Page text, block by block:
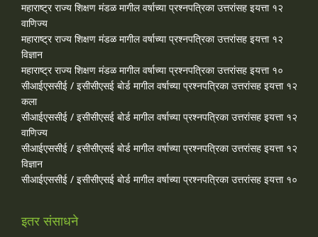
महाराष्ट्र राज्य शिक्षण मंडळ मागील वर्षाच्या प्रश्‍नपत्रिका उत्तरांसह इयत्ता १२
वाणिज्य
महाराष्ट्र राज्य शिक्षण मंडळ मागील वर्षाच्या प्रश्‍नपत्रिका उत्तरांसह इयत्ता १२
विज्ञान
महाराष्ट्र राज्य शिक्षण मंडळ मागील वर्षाच्या प्रश्‍नपत्रिका उत्तरांसह इयत्ता १०
सीआईएससीई / इसीसीएसई बोर्ड मागील वर्षाच्या प्रश्‍नपत्रिका उत्तरांसह इयत्ता १२
कला
सीआईएससीई / इसीसीएसई बोर्ड मागील वर्षाच्या प्रश्‍नपत्रिका उत्तरांसह इयत्ता १२
वाणिज्य
सीआईएससीई / इसीसीएसई बोर्ड मागील वर्षाच्या प्रश्‍नपत्रिका उत्तरांसह इयत्ता १२
विज्ञान
सीआईएससीई / इसीसीएसई बोर्ड मागील वर्षाच्या प्रश्‍नपत्रिका उत्तरांसह इयत्ता १०
इतर संसाधने